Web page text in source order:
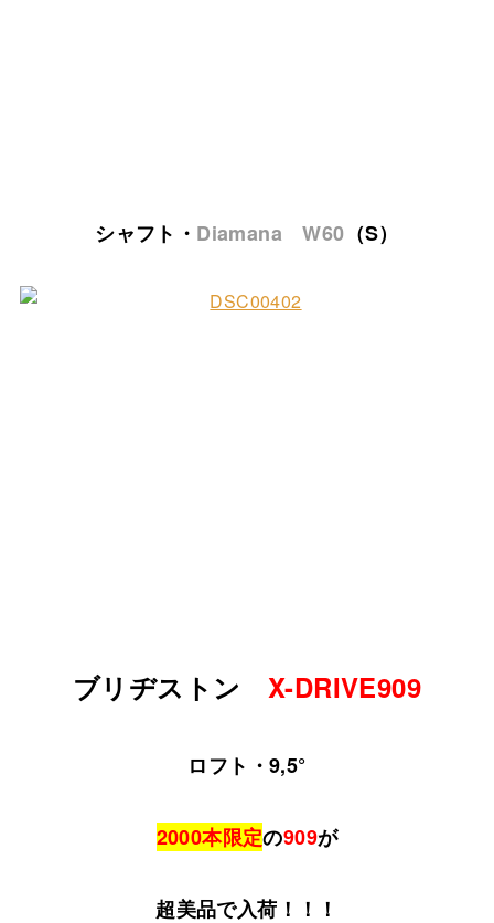
シャフト・ Diamana W60 （S）
ブリヂストン X-DRIVE909
ロフト・9,5°
2000本限定の909が
超美品で入荷！！！